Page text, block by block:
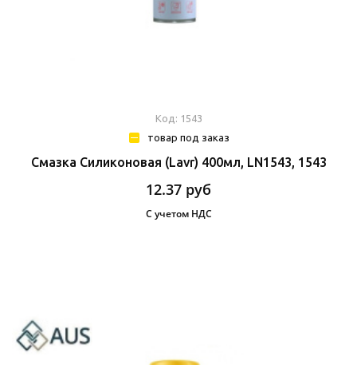
Код: 1543
товар под заказ
Смазка Силиконовая (Lavr) 400мл, LN1543, 1543
12.37 руб
С учетом НДС